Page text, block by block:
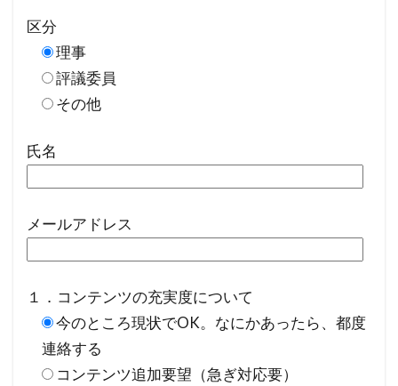
区分
理事
評議委員
その他
氏名
メールアドレス
１．コンテンツの充実度について
今のところ現状でOK。なにかあったら、都度
連絡する
コンテンツ追加要望（急ぎ対応要）